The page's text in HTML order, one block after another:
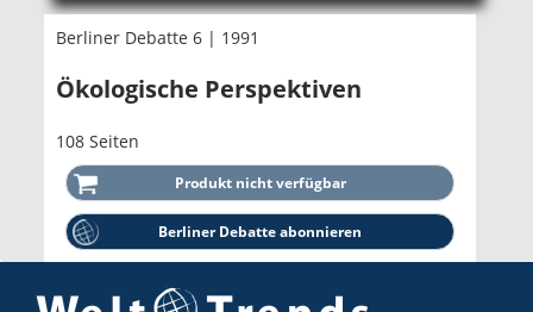
Berliner Debatte 6 | 1991
Ökologische Perspektiven
108 Seiten
Berliner Debatte abonnieren